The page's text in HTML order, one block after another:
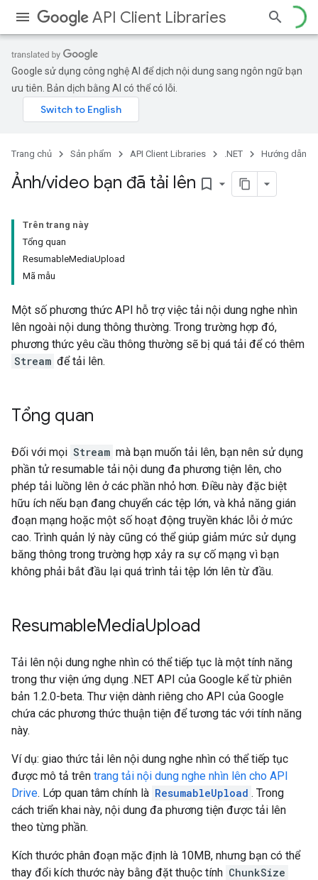
API Client Libraries
Google sử dụng công nghệ AI để dịch nội dung sang ngôn ngữ bạn
ưu tiên. Bản dịch bằng AI có thể có lỗi.
Trang chủ Sản phẩm API Client Libraries .NET Hướng dẫn
Ảnh/video bạn đã tải lên bookmark_border
Trên trang này
Tổng quan
ResumableMediaUpload
Mã mẫu
Một số phương thức API hỗ trợ việc tải nội dung nghe nhìn
lên ngoài nội dung thông thường. Trong trường hợp đó,
phương thức yêu cầu thông thường sẽ bị quá tải để có thêm
Stream để tải lên.
Tổng quan
Đối với mọi Stream mà bạn muốn tải lên, bạn nên sử dụng
phần tử resumable tải nội dung đa phương tiện lên, cho
phép tải luồng lên ở các phần nhỏ hơn. Điều này đặc biệt
hữu ích nếu bạn đang chuyển các tệp lớn, và khả năng gián
đoạn mạng hoặc một số hoạt động truyền khác lỗi ở mức
cao. Trình quản lý này cũng có thể giúp giảm mức sử dụng
băng thông trong trường hợp xảy ra sự cố mạng vì bạn
không phải bắt đầu lại quá trình tải tệp lớn lên từ đầu.
ResumableMediaUpload
Tải lên nội dung nghe nhìn có thể tiếp tục là một tính năng
trong thư viện ứng dụng .NET API của Google kể từ phiên
bản 1.2.0-beta. Thư viện dành riêng cho API của Google
chứa các phương thức thuận tiện để tương tác với tính năng
này.
Ví dụ: giao thức tải lên nội dung nghe nhìn có thể tiếp tục
được mô tả trên trang tải nội dung nghe nhìn lên cho API
Drive. Lớp quan tâm chính là ResumableUpload . Trong
cách triển khai này, nội dung đa phương tiện được tải lên
theo từng phần.
Kích thước phân đoạn mặc định là 10MB, nhưng bạn có thể
thay đổi kích thước này bằng đặt thuộc tính ChunkSize